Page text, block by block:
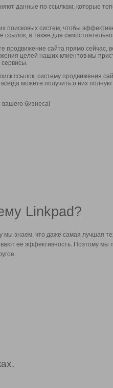
данные по ссылкам, которые
поисковых систем, чтобы
а также для
продвижение сайта прямо сейчас,
целей наших клиентов мы
ссылок, систему продвижения
можете получить о них
вашего бизнеса!
Linkpad?
мы знаем, что даже самая лучшая
ее эффективность. Поэтому мы